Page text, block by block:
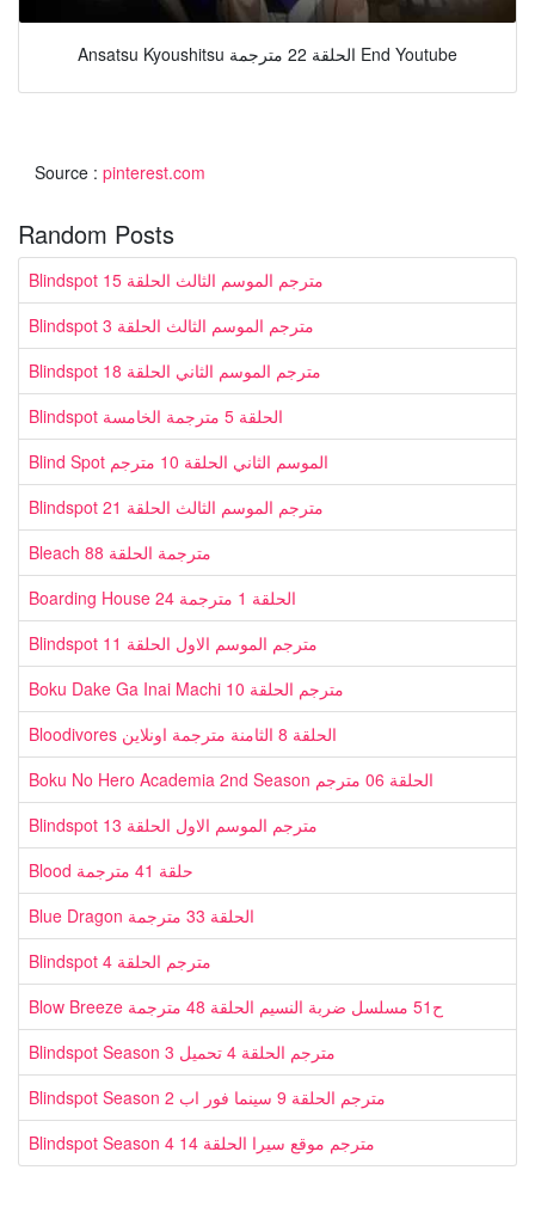
Ansatsu Kyoushitsu الحلقة 22 مترجمة End Youtube
Source : pinterest.com
Random Posts
Blindspot مترجم الموسم الثالث الحلقة 15
Blindspot مترجم الموسم الثالث الحلقة 3
Blindspot مترجم الموسم الثاني الحلقة 18
Blindspot الحلقة 5 مترجمة الخامسة
Blind Spot الموسم الثاني الحلقة 10 مترجم
Blindspot مترجم الموسم الثالث الحلقة 21
Bleach مترجمة الحلقة 88
Boarding House 24 الحلقة 1 مترجمة
Blindspot مترجم الموسم الاول الحلقة 11
Boku Dake Ga Inai Machi مترجم الحلقة 10
Bloodivores الحلقة 8 الثامنة مترجمة اونلاين
Boku No Hero Academia 2nd Season الحلقة 06 مترجم
Blindspot مترجم الموسم الاول الحلقة 13
Blood حلقة 41 مترجمة
Blue Dragon الحلقة 33 مترجمة
Blindspot مترجم الحلقة 4
Blow Breeze ح51 مسلسل ضربة النسيم الحلقة 48 مترجمة
Blindspot Season 3 مترجم الحلقة 4 تحميل
Blindspot Season 2 مترجم الحلقة 9 سينما فور اب
Blindspot Season 4 مترجم موقع سيرا الحلقة 14